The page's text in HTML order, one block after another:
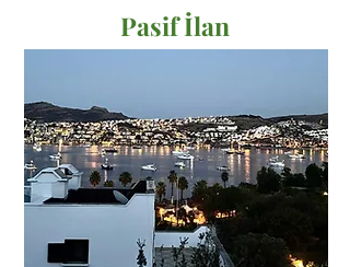
Pasif İlan